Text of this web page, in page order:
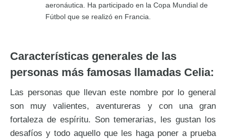
aeronáutica. Ha participado en la Copa Mundial de
Fútbol que se realizó en Francia.
Características generales de las
personas más famosas llamadas Celia:
Las personas que llevan este nombre por lo general
son muy valientes, aventureras y con una gran
fortaleza de espíritu. Son temerarias, les gustan los
desafíos y todo aquello que les haga poner a prueba